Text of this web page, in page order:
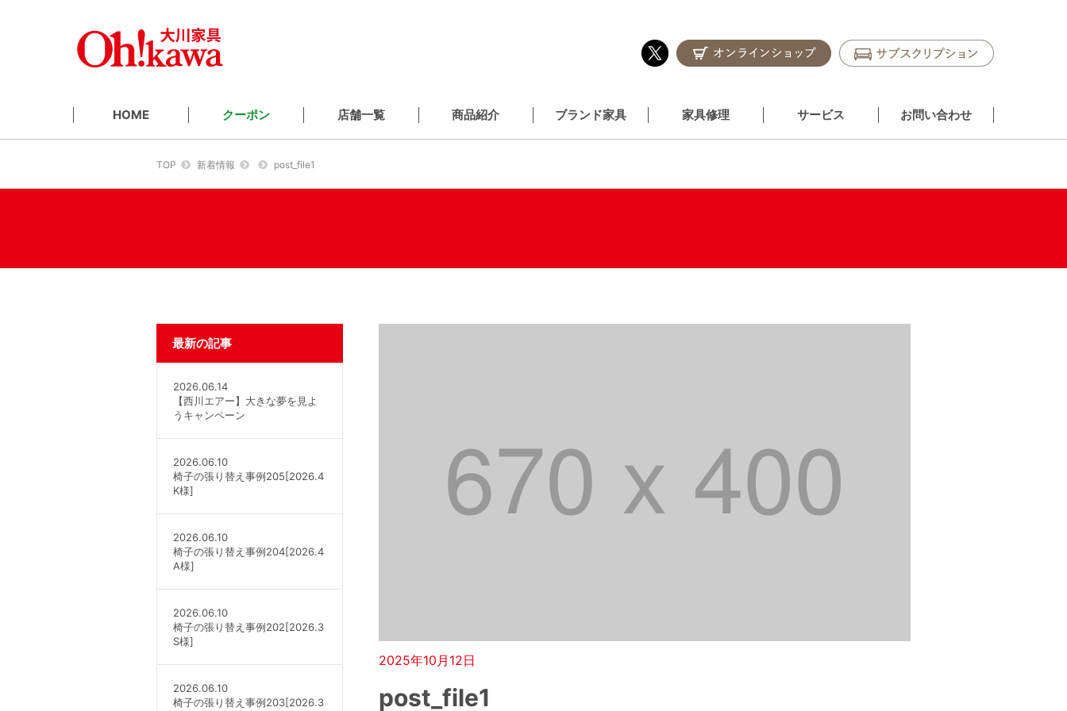
HOME クーポン 店舗一覧 商品紹介 ブランド家具 家具修理 サービス お問い合わせ
TOP 新着情報 post_file1
2025年10月12日
post_file1
最新の記事
2026.06.14
【西川エアー】大きな夢を見よ
うキャンペーン
2026.06.10
椅子の張り替え事例205[2026.4
K様]
2026.06.10
椅子の張り替え事例204[2026.4
A様]
2026.06.10
椅子の張り替え事例202[2026.3
S様]
2026.06.10
椅子の張り替え事例203[2026.3